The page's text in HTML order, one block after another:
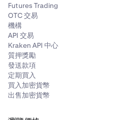
Futures Trading
OTC 交易
機構
API 交易
Kraken API 中心
質押獎勵
發送款項
定期買入
買入加密貨幣
出售加密貨幣